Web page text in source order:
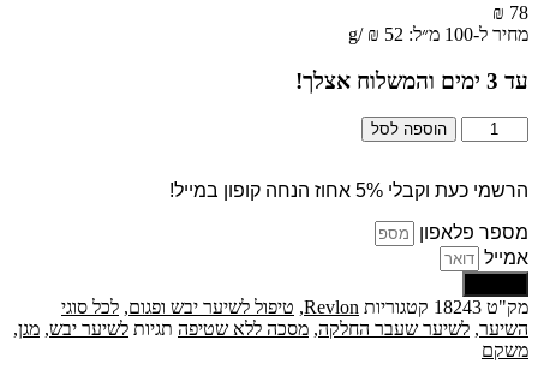
₪ 78
מחיר ל-100 מ״ל:
₪ 52
/
g
עד 3 ימים והמשלוח אצלך!
כמות
של
in
מסכה
טיפולית
קוקוס
ללא
שטיפה
150
מ״ל
הוספה לסל
הרשמי כעת וקבלי 5% אחוז הנחה קופון במייל!
מספר פלאפון
אמייל
מק"ט 18243 קטגוריות Revlon
, טיפול לשיער יבש ופגום, לכל סוגי
השיער, לשיער שעבר החלקה, מסכה ללא שטיפה תגיות לשיער יבש, מגן,
משקם